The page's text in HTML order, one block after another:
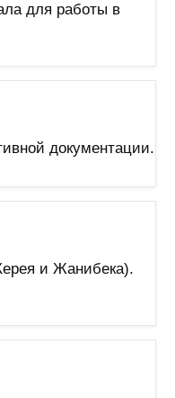
для работы в
документации.
и Жанибека).